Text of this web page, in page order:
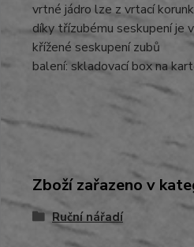
vrtné jádro lze z vrtací
díky třízubému seskupení je
křížené seskupení zubů
balení: skladovací box na
Zboží zařazeno v
Ruční nářadí